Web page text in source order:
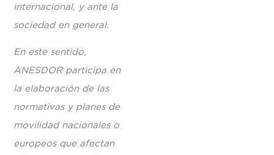
internacional, y ante la
sociedad en general.
En este sentido,
ANESDOR participa en
la elaboración de las
normativas y planes de
movilidad nacionales o
europeos que afectan